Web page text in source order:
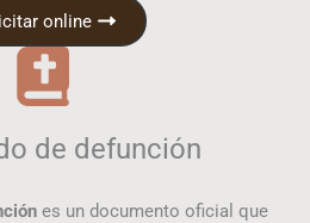
online
de defunción
es un documento oficial que